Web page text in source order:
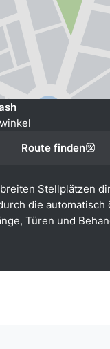
Route finden
Stellplätzen
die automatisch
Türen und